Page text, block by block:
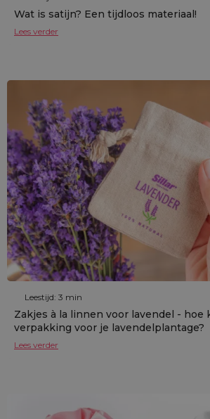
Wat is satijn? Een tijdloos materiaal!
Lees verder
Leestijd: 3 min
Zakjes à la linnen voor lavendel - hoe
verpakking voor je lavendelplantage?
Lees verder